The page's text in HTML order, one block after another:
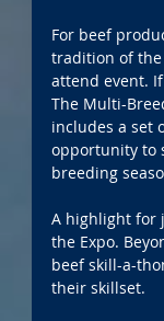
For beef
tradition of the
attend event.
The Multi-
includes a set
opportunity to
breeding
A highlight for
the Expo.
beef skill-a-
their skillset.